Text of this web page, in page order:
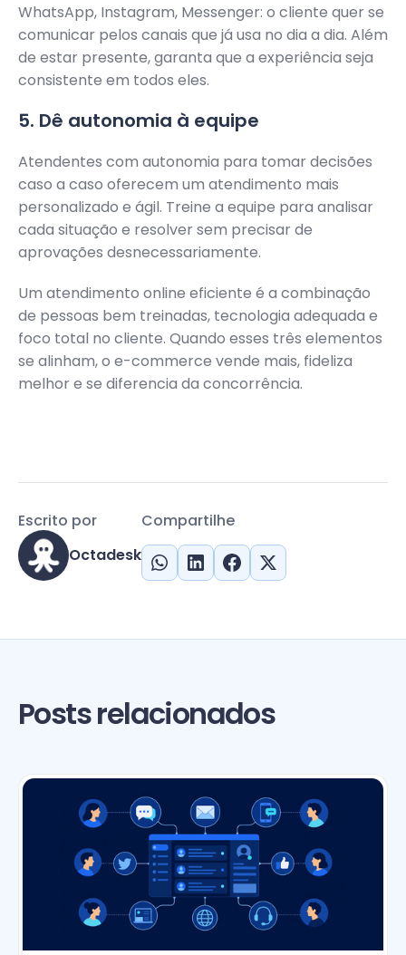
WhatsApp, Instagram, Messenger: o cliente quer se
comunicar pelos canais que já usa no dia a dia. Além
de estar presente, garanta que a experiência seja
consistente em todos eles.
5. Dê autonomia à equipe
Atendentes com autonomia para tomar decisões
caso a caso oferecem um atendimento mais
personalizado e ágil. Treine a equipe para analisar
cada situação e resolver sem precisar de
aprovações desnecessariamente.
Um atendimento online eficiente é a combinação
de pessoas bem treinadas, tecnologia adequada e
foco total no cliente. Quando esses três elementos
se alinham, o e-commerce vende mais, fideliza
melhor e se diferencia da concorrência.
Compartilhe
Escrito por
Octadesk
Posts relacionados